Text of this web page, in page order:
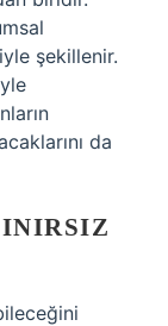
şekillenir.
da